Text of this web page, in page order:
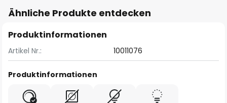
Ähnliche Produkte entdecken
Produktinformationen
Artikel Nr.: 10011076
Produktinformationen